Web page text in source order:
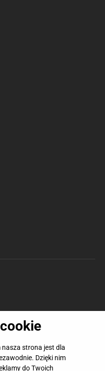
strona jest dla
Dzięki nim
do Twoich